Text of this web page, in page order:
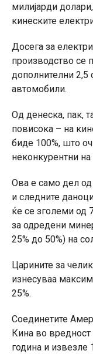
милијарди
кинеските
Досега за
производство се
дополнителни 2,5
автомобили.
Од денеска, пак,
повисока – на
биде 100%, што
неконкурентни на
Ова е само дел од
и следните
ќе се зголеми од
за одредени
25% до 50%) на
Царините за
изнесуваа
25%.
Соединетите
Кина во
година и извезле